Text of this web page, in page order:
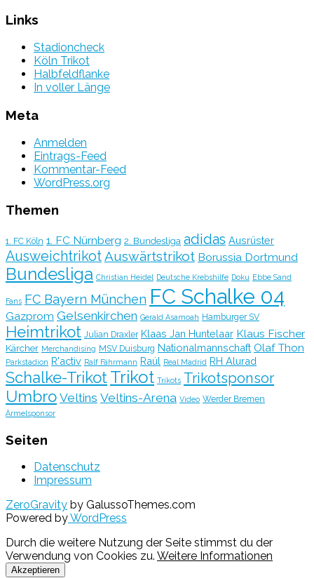
Links
Stadioncheck
Köln Trikot
Halbfeldflanke
In voller Länge
Meta
Anmelden
Eintrags-Feed
Kommentar-Feed
WordPress.org
Themen
1. FC Köln 1. FC Nürnberg 2. Bundesliga adidas Ausrüster
AusweichtrikotAuswärtstrikot Borussia Dortmund
Bundesliga Christian Heidel Deutsche Krebshilfe Doku Ebbe Sand
Fans FC Bayern München FC Schalke 04
Gazprom Gelsenkirchen Gerald Asamoah Hamburger SV
Heimtrikot Julian Draxler Klaas Jan Huntelaar Klaus Fischer
Kärcher Merchandising MSV Duisburg Nationalmannschaft Olaf Thon
Parkstadion R'activ Ralf Fährmann Raúl Real Madrid RH Alurad
Schalke-TrikotTrikot Trikots Trikotsponsor
Umbro Veltins Veltins-Arena Video Werder Bremen
Ärmelsponsor
Seiten
Datenschutz
Impressum
ZeroGravity by GalussoThemes.com
Powered byWordPress
Durch die weitere Nutzung der Seite stimmst du der
Verwendung von Cookies zu. Weitere Informationen
Akzeptieren